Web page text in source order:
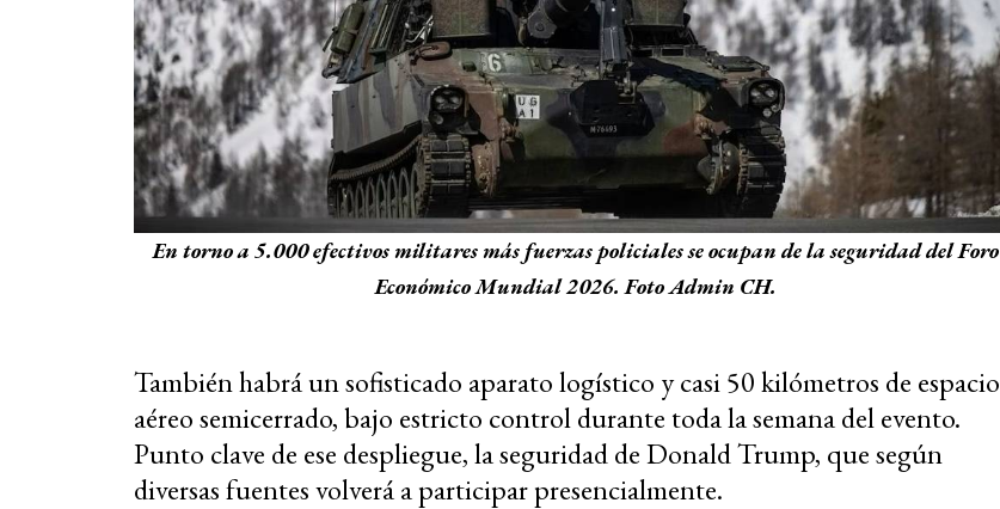
En torno a 5.000 efectivos militares más fuerzas policiales se ocupan de la seguridad del Foro
Económico Mundial 2026. Foto Admin CH.
También habrá un sofisticado aparato logístico y casi 50 kilómetros de espacio
aéreo semicerrado, bajo estricto control durante toda la semana del evento.
Punto clave de ese despliegue, la seguridad de Donald Trump, que según
diversas fuentes volverá a participar presencialmente.